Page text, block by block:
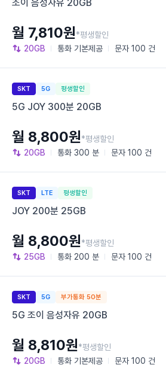
조이 음성자유 20GB
20GB 통화 기본제공 문자 100 건
월 7,810원*평생할인
SKT 5G 평생할인
5G JOY 300분 20GB
20GB 통화 300 분 문자 100 건
월 8,800원*평생할인
SKT LTE 평생할인
JOY 200분 25GB
25GB 통화 200 분 문자 100 건
월 8,800원*평생할인
SKT 5G 부가통화 50분
5G 조이 음성자유 20GB
20GB 통화 기본제공 문자 100 건
월 8,810원*평생할인